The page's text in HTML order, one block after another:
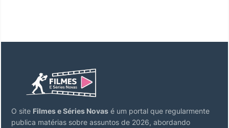
O site Filmes e Séries Novas é um portal que regularmente
publica matérias sobre assuntos de 2026, abordando